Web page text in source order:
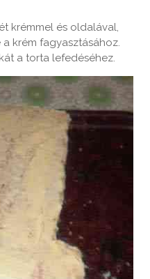
krémmel és oldalával,
krém fagyasztásához.
a torta lefedéséhez.